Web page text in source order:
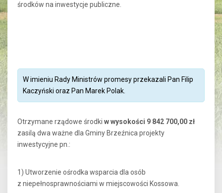
środków na inwestycje publiczne.
W imieniu Rady Ministrów promesy przekazali Pan Filip
Kaczyński oraz Pan Marek Polak.
Otrzymane rządowe środki w wysokości 9 842 700,00 zł
zasilą dwa ważne dla Gminy Brzeźnica projekty
inwestycyjne pn.:
1) Utworzenie ośrodka wsparcia dla osób
z niepełnosprawnościami w miejscowości Kossowa.